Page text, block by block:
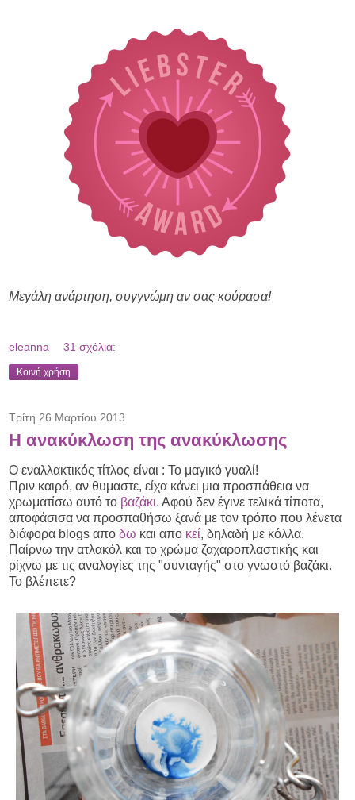
Μεγάλη ανάρτηση, συγγνώμη αν σας κούρασα!
eleanna 31 σχόλια:
Κοινή χρήση
Τρίτη 26 Μαρτίου 2013
Η ανακύκλωση της ανακύκλωσης
Ο εναλλακτικός τίτλος είναι : Το μαγικό γυαλί!
Πριν καιρό, αν θυμαστε, είχα κάνει μια προσπάθεια να
χρωματίσω αυτό το βαζάκι. Αφού δεν έγινε τελικά τίποτα,
αποφάσισα να προσπαθήσω ξανά με τον τρόπο που λένετα
διάφορα blogs απο δω και απο κεί, δηλαδή με κόλλα.
Παίρνω την ατλακόλ και το χρώμα ζαχαροπλαστικής και
ρίχνω με τις αναλογίες της "συνταγής" στο γνωστό βαζάκι.
Το βλέπετε?